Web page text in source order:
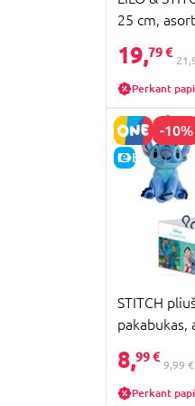
25 cm,
19,79 €
Perkant
-10%
E-KAINA
STITCH
pakabukas,
8,99 €
9,99 €
Perkant